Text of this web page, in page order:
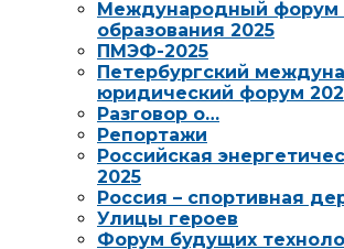
Международный форум
образования 2025
ПМЭФ-2025
Петербургский
юридический форум
Разговор о…
Репортажи
Российская
2025
Россия – спортивная
Улицы героев
Форум будущих